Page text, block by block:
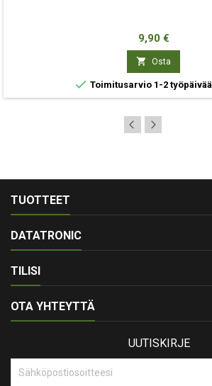
Hinta
9,90 €
 Osta
 Toimitusarvio 1-2 työpäivää
TUOTTEET
DATATRONIC
TILISI
OTA YHTEYTTÄ
UUTISKIRJE